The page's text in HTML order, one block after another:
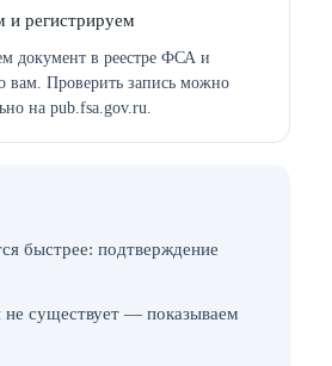
регистрируем
документ в реестре ФСА и
вам. Проверить запись можно
на pub.fsa.gov.ru.
быстрее: подтверждение
не существует — показываем